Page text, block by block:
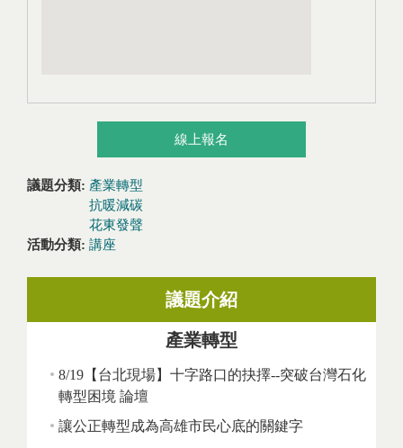
線上報名
議題分類: 產業轉型
抗暖減碳
花東發聲
活動分類: 講座
議題介紹
產業轉型
8/19【台北現場】十字路口的抉擇--突破台灣石化
轉型困境 論壇
讓公正轉型成為高雄市民心底的關鍵字